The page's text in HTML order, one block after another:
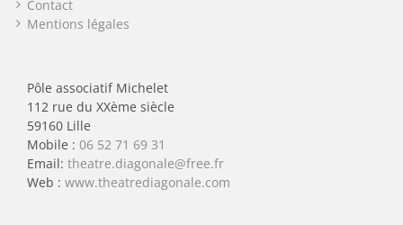
Contact
Mentions légales
Pôle associatif Michelet
112 rue du XXème siècle
59160 Lille
Mobile : 06 52 71 69 31
Email: theatre.diagonale@free.fr
Web : www.theatrediagonale.com